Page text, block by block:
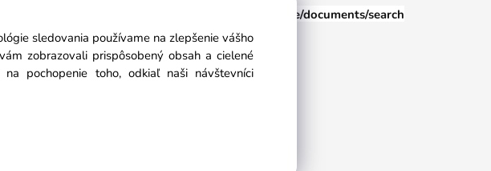
/eshop/user-profile/documents/search
sledovania používame na zlepšenie vášho
zobrazovali prispôsobený obsah a cielené
pochopenie toho, odkiaľ naši návštevníci